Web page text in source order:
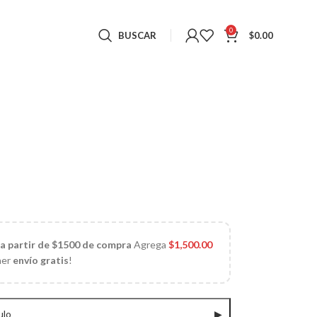
BUSCAR 0 $0.00
partir de $1500 de compra Agrega$1,500.00
envío gratis!
▶